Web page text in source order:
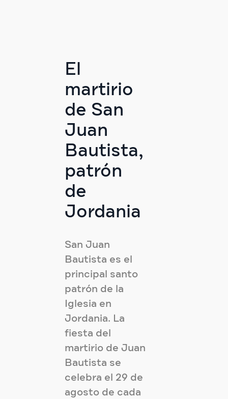
El
martirio
de San
Juan
Bautista,
patrón
de
Jordania
San Juan
Bautista es el
principal santo
patrón de la
Iglesia en
Jordania. La
fiesta del
martirio de Juan
Bautista se
celebra el 29 de
agosto de cada